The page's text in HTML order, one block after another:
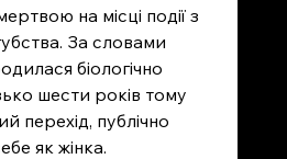
на місці події з
За словами
біологічно
шести років тому
перехід, публічно
як жінка.